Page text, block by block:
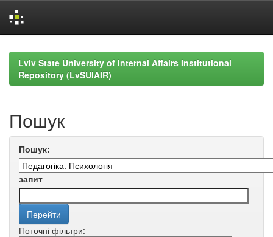
navigationLviv State University of Internal Affairs Institutional
Repository (LvSUIAIR)
Пошук
Пошук:
запит
Поточні фільтри: